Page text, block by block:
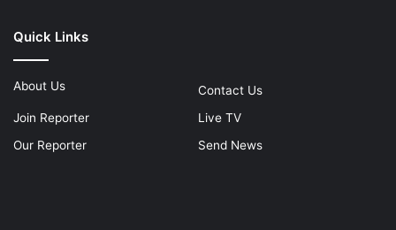
Quick Links
About Us
Contact Us
Join Reporter
Live TV
Our Reporter
Send News